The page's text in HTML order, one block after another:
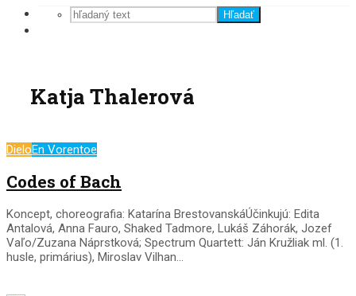
Hľadať
Katja Thalerová
DieloEn Vorentoe
Codes of Bach
Koncept, choreografia: Katarína BrestovanskáÚčinkujú: Edita
Antalová, Anna Fauro, Shaked Tadmore, Lukáš Záhorák, Jozef
Vaľo/Zuzana Náprstková; Spectrum Quartett: Ján Kružliak ml. (1.
husle, primárius), Miroslav Vilhan...